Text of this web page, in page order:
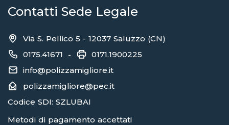
Contatti Sede Legale
Via S. Pellico 5 - 12037 Saluzzo (CN)
0175.41671 -
0171.1900225
info@polizzamigliore.it
polizzamigliore@pec.it
Codice SDI: SZLUBAI
Metodi di pagamento accettati